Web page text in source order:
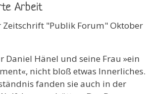
Arbeit
Zeitschrift "Publik Forum" Oktober
Daniel Hänel und seine Frau »ein
nicht bloß etwas Innerliches.
fanden sie auch in der